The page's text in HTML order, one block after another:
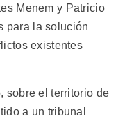
Menem y Patricio
para la solución
existentes
sobre el territorio de
a un tribunal